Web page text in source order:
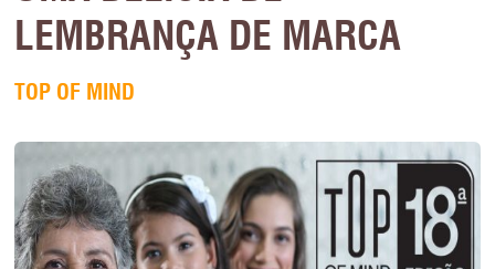
LEMBRANÇA DE MARCA
TOP OF MIND